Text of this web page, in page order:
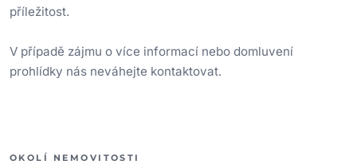
příležitost.
V případě zájmu o více informací nebo domluvení
prohlídky nás neváhejte kontaktovat.
OKOLÍ NEMOVITOSTI